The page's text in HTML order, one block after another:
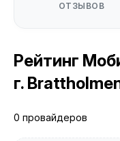
ОТЗЫВОВ
Рейтинг
г.
0 провайдеров